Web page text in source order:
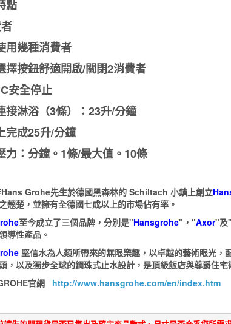
點
用幾種消費者
擇按鈕舒適開啟/關閉2消費者
安全停止
接淋浴（3條）：23升/分鐘
完成25升/分鐘
力：分鐘。1條/最大值。10條
Grohe先生於德國黑森林的 Schiltach 小鎮上創立
翹楚，並擁有全德國七成以上的市場佔有率。
至今成立了三個品牌，分別是"Hansgrohe"，"Axor"及"
導性產品。
堅信水為人類所帶來的無限樂趣，以卓越的藝術眼光
，以及獨步全球的鋼珠式止水設計，是頂級飯店與尊爵住宅
官網 http://www.hansgrohe.com/en/index.htm